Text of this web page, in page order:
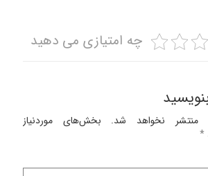
چه امتیازی می دهید
منتشر نخواهد شد.
بخش‌های موردنیاز
*